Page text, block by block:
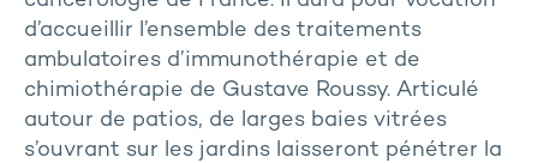
d’accueillir l’ensemble des traitements
ambulatoires d’immunothérapie et de
chimiothérapie de Gustave Roussy. Articulé
autour de patios, de larges baies vitrées
s’ouvrant sur les jardins laisseront pénétrer la